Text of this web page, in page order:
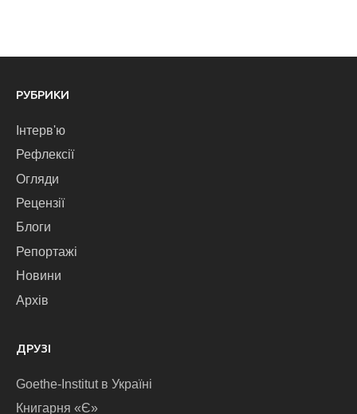
РУБРИКИ
Інтерв'ю
Рефлексії
Огляди
Рецензії
Блоги
Репортажі
Новини
Архів
ДРУЗІ
Goethe-Institut в Україні
Книгарня «Є»